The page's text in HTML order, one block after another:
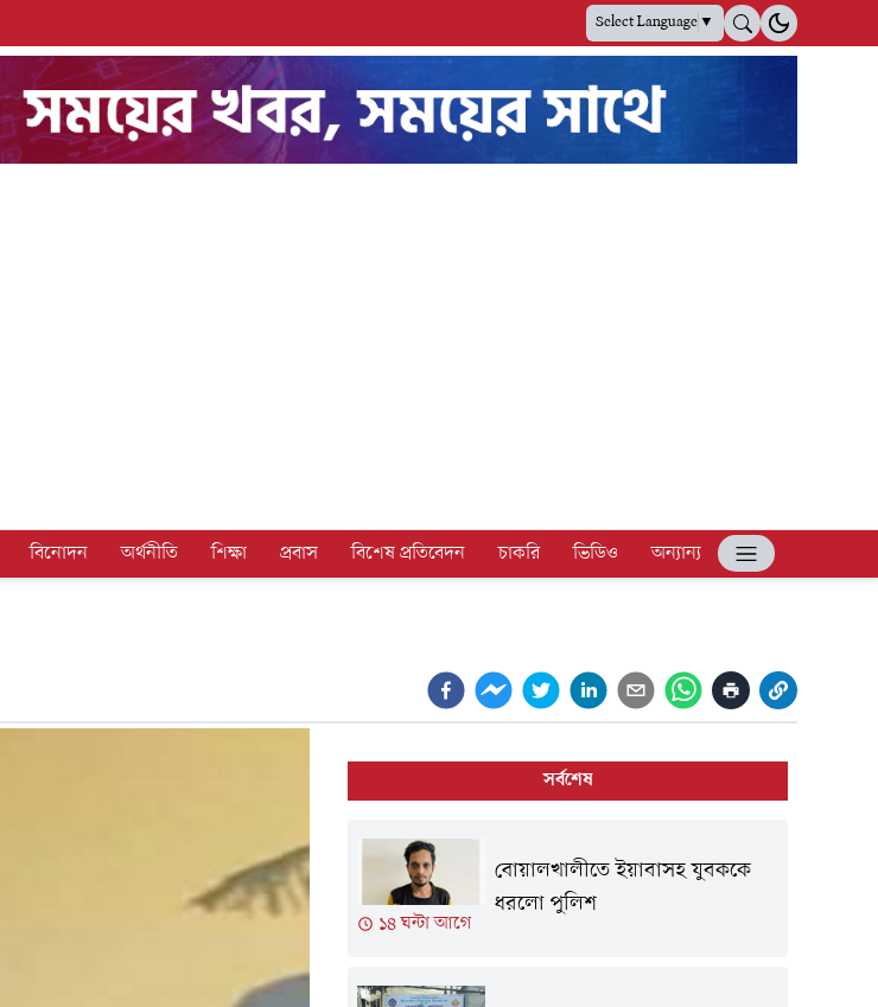
Select Language▼
বিনোদন অর্থনীতি শিক্ষা প্রবাস বিশেষ প্রতিবেদন চাকরি ভিডিও
অন্যান্য
সর্বশেষ
১৪ ঘন্টা আগে
বোয়ালখালীতে ইয়াবাসহ যুবককে
ধরলো পুলিশ